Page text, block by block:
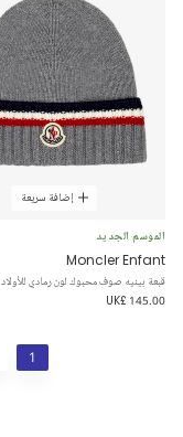
إضافة سريعة
الموسم الجديد
Moncler Enfant
قبعة بينيه صوف محبوك لون رمادي للأولاد
UK£ 145.00
1